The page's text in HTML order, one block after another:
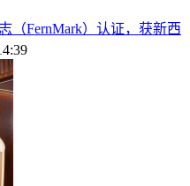
（FernMark）认证，获新西